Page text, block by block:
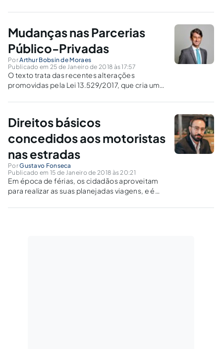
entre os Estados Brasileiros e através de
tratamento isonômico quanto à prestação
Mudanças nas Parcerias
Público-Privadas
PorArthur Bobsin de Moraes
Publicado em 25 de Janeiro de 2018 às 17:57
O texto trata das recentes alterações
promovidas pela Lei 13.529/2017, que cria um
técnico de projetos de concessões e de
impactos nos municípios.
Direitos básicos
concedidos aos motoristas
nas estradas
PorGustavo Fonseca
Publicado em 15 de Janeiro de 2018 às 20:21
Em época de férias, os cidadãos aproveitam
para realizar as suas planejadas viagens, e é
consciência de seus direitos e deveres nas